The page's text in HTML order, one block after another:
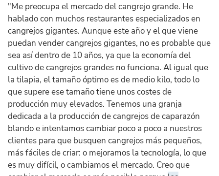
"Me preocupa el mercado del cangrejo grande. He
hablado con muchos restaurantes especializados en
cangrejos gigantes. Aunque este año y el que viene
puedan vender cangrejos gigantes, no es probable que
sea así dentro de 10 años, ya que la economía del
cultivo de cangrejos grandes no funciona. Al igual que
la tilapia, el tamaño óptimo es de medio kilo, todo lo
que supere ese tamaño tiene unos costes de
producción muy elevados. Tenemos una granja
dedicada a la producción de cangrejos de caparazón
blando e intentamos cambiar poco a poco a nuestros
clientes para que busquen cangrejos más pequeños,
más fáciles de criar: o mejoramos la tecnología, lo que
es muy difícil, o cambiamos el mercado. Creo que